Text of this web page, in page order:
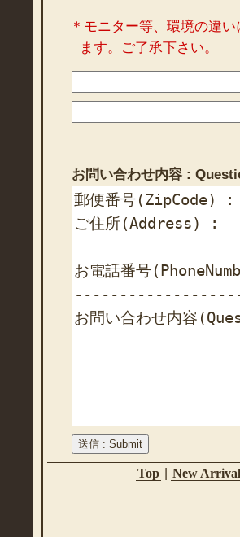
＊モニター等、環境の違
ます。ご了承下さい。
お問い合わせ内容 :
Top New Arrival